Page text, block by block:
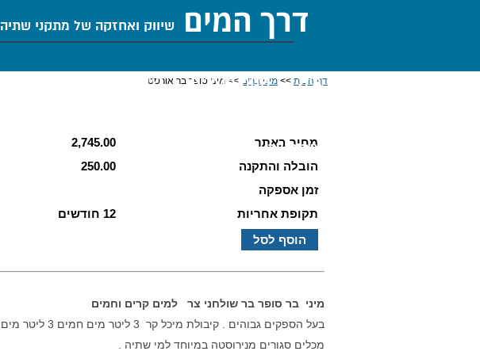
בית חנות מוצרים שירות ואחזקה
צור קשר
שיווק ואחזקה של מתקני שתיה דרך המים
דף הבית >> מיני ברים >> מיני סופר בר אורסט
מחיר באתר
2,745.00
הובלה והתקנה
250.00
זמן אספקה
תקופת אחריות
12 חודשים
הוסף לסל
מיני בר סופר בר שולחני צר למים קרים וחמים
בעל הספקים גבוהים . קיבולת מיכל קר 3 ליטר מים חמים 3 ליטר מים קרים צריכת זרם 10A .
מכלים סגורים מנירוסטה במיוחד למי שתיה .